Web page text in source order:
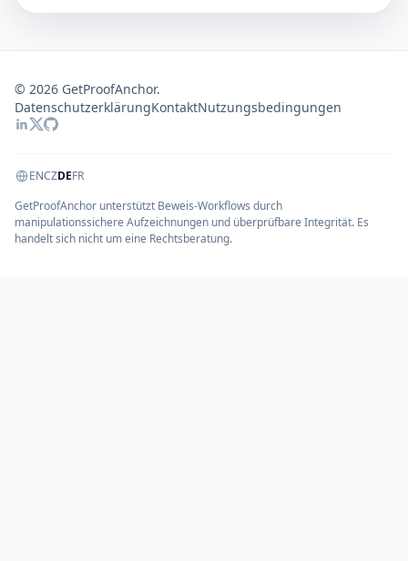
© 2026 GetProofAnchor.
DatenschutzerklärungKontaktNutzungsbedingungen
ENCZDEFR
GetProofAnchor unterstützt Beweis-Workflows durch
manipulationssichere Aufzeichnungen und überprüfbare Integrität. Es
handelt sich nicht um eine Rechtsberatung.